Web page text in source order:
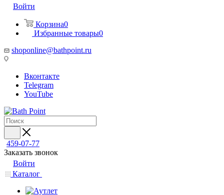
Войти
Корзина0
Избранные товары0
shoponline@bathpoint.ru
Вконтакте
Telegram
YouTube
459-07-77
Заказать звонок
Войти
Каталог